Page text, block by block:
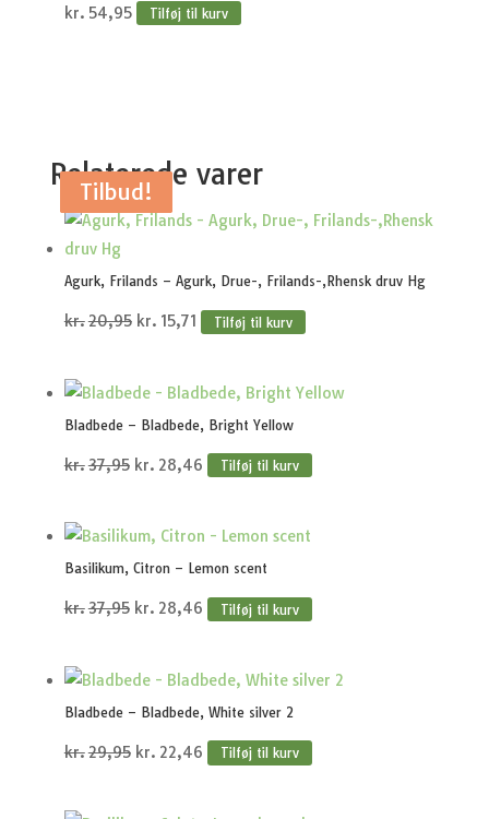
kr. 54,95 Tilføj til kurv
Relaterede varer
Tilbud!
Agurk, Frilands – Agurk, Drue-, Frilands-,Rhensk druv Hg
kr.20,95 Den
var:
kr.20,95.
kr. 15,71Den
er:
kr.15,71.
Tilføj til kurv
Tilbud!
Bladbede – Bladbede, Bright Yellow
kr.37,95 Den
var:
kr.37,95.
kr. 28,46Den
kr.28,46.
Tilføj til kurv
Tilbud!
Basilikum, Citron – Lemon scent
kr.37,95 Den
kr.37,95.
kr. 28,46Den
kr.28,46.
Tilføj til kurv
Tilbud!
Bladbede – Bladbede, White silver 2
kr.29,95 Den
kr. 22,46DenTilføj til kurv
Tilbud!